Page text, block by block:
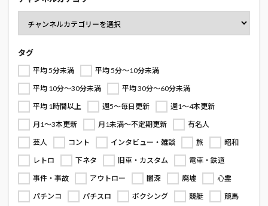
タグ
平均 5分未満
平均 5分～10分未満
平均 10分～30分未満
平均 30分～60分未満
平均 1時間以上
週5～毎日更新
週1～4本更新
月1～3本更新
月1未満～不定期更新
有名人
芸人
コント インタビュー・雑談 旅
昭和
レトロ
下ネタ 旧車・カスタム
電車・鉄道
事件・事故
アウトロー 闇深 廃墟
心霊
パチンコ
パチスロ ボクシング 競艇
競馬